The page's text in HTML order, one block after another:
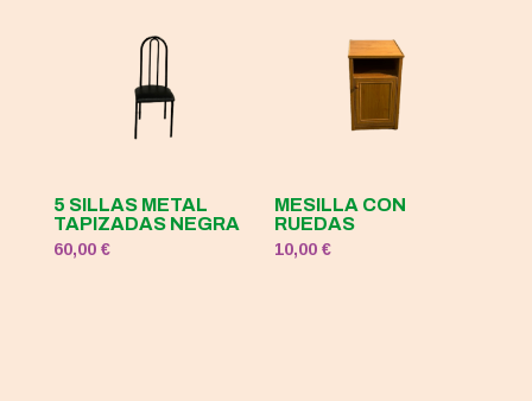
5 SILLAS METAL
TAPIZADAS NEGRA
60,00 €
MESILLA CON
RUEDAS
10,00€